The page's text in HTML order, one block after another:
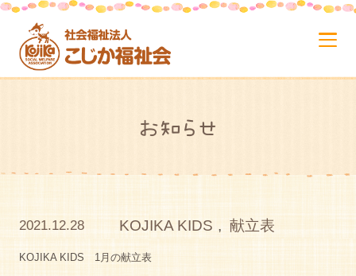
お知らせ
2021.12.28 KOJIKA KIDS , 献立表
KOJIKA KIDS 1月の献立表